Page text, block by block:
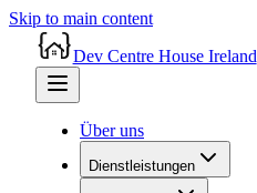
Skip to main content
Dev Centre House Ireland
Über uns
Dienstleistungen